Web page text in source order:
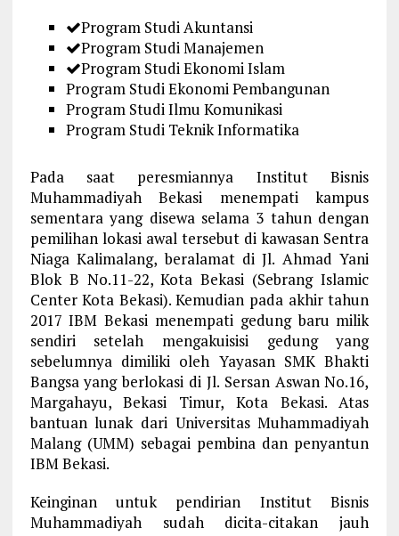
Program Studi Akuntansi
Program Studi Manajemen
Program Studi Ekonomi Islam
Program Studi Ekonomi Pembangunan
Program Studi Ilmu Komunikasi
Program Studi Teknik Informatika
Pada saat peresmiannya Institut Bisnis
Muhammadiyah Bekasi menempati kampus
sementara yang disewa selama 3 tahun dengan
pemilihan lokasi awal tersebut di kawasan Sentra
Niaga Kalimalang, beralamat di Jl. Ahmad Yani
Blok B No.11-22, Kota Bekasi (Sebrang Islamic
Center Kota Bekasi). Kemudian pada akhir tahun
2017 IBM Bekasi menempati gedung baru milik
sendiri setelah mengakuisisi gedung yang
sebelumnya dimiliki oleh Yayasan SMK Bhakti
Bangsa yang berlokasi di Jl. Sersan Aswan No.16,
Margahayu, Bekasi Timur, Kota Bekasi. Atas
bantuan lunak dari Universitas Muhammadiyah
Malang (UMM) sebagai pembina dan penyantun
IBM Bekasi.
Keinginan untuk pendirian Institut Bisnis
Muhammadiyah sudah dicita-citakan jauh